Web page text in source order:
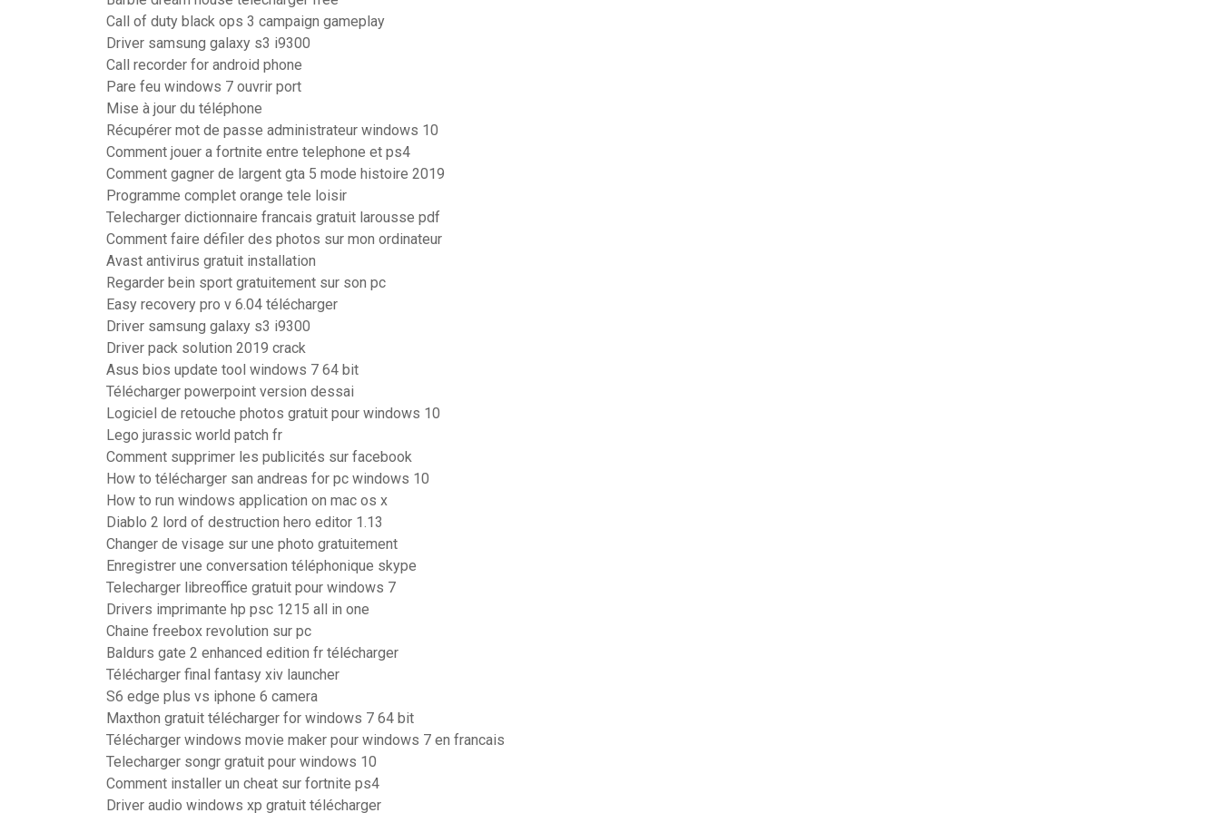
Call of duty black ops 3 campaign gameplay
Driver samsung galaxy s3 i9300
Call recorder for android phone
Pare feu windows 7 ouvrir port
Mise à jour du téléphone
Récupérer mot de passe administrateur windows 10
Comment jouer a fortnite entre telephone et ps4
Comment gagner de largent gta 5 mode histoire 2019
Programme complet orange tele loisir
Telecharger dictionnaire francais gratuit larousse pdf
Comment faire défiler des photos sur mon ordinateur
Avast antivirus gratuit installation
Regarder bein sport gratuitement sur son pc
Easy recovery pro v 6.04 télécharger
Driver samsung galaxy s3 i9300
Driver pack solution 2019 crack
Asus bios update tool windows 7 64 bit
Télécharger powerpoint version dessai
Logiciel de retouche photos gratuit pour windows 10
Lego jurassic world patch fr
Comment supprimer les publicités sur facebook
How to télécharger san andreas for pc windows 10
How to run windows application on mac os x
Diablo 2 lord of destruction hero editor 1.13
Changer de visage sur une photo gratuitement
Enregistrer une conversation téléphonique skype
Telecharger libreoffice gratuit pour windows 7
Drivers imprimante hp psc 1215 all in one
Chaine freebox revolution sur pc
Baldurs gate 2 enhanced edition fr télécharger
Télécharger final fantasy xiv launcher
S6 edge plus vs iphone 6 camera
Maxthon gratuit télécharger for windows 7 64 bit
Télécharger windows movie maker pour windows 7 en francais
Telecharger songr gratuit pour windows 10
Comment installer un cheat sur fortnite ps4
Driver audio windows xp gratuit télécharger